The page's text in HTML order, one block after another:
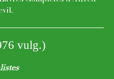
vulg.)